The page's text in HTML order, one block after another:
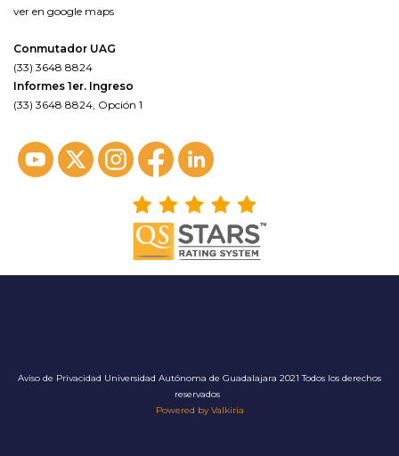
ver en google maps
Conmutador UAG
(33) 3648 8824
Informes 1er. Ingreso
(33) 3648 8824, Opción 1
Aviso de Privacidad Universidad Autónoma de Guadalajara 2021 Todos los derechos
reservados
Powered by Valkiria